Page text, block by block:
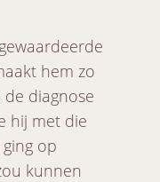
hem zo
diagnose
hij met die
op
kunnen